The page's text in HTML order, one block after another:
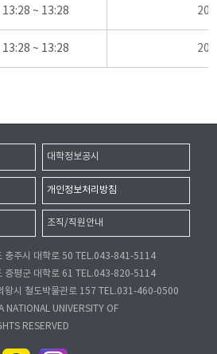
13:28 ~ 13:28
13:28 ~ 13:28
대학정보공시
개인정보처리방침
조직/직원안내
충주시 대학로 50 TEL.043-841-5114
증평군 대학로 61 TEL.043-820-5114
왕시 철도박물관로 157 TEL.031-460-0500
UNIVERSITY OF
RESERVED